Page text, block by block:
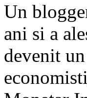
Un
ani si a
devenit